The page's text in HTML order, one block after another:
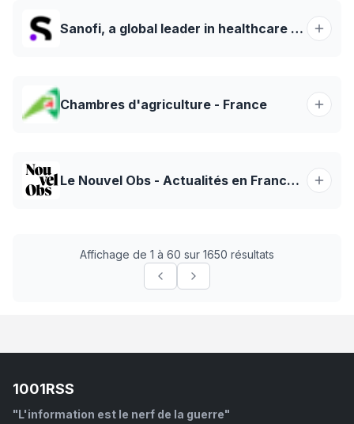
Sanofi, a global leader in healthcare - Sanofi
Chambres d'agriculture - France
Le Nouvel Obs - Actualités en France et dans le monde
Affichage de 1 à 60 sur 1650 résultats
1001RSS
"L'information est le nerf de la guerre"